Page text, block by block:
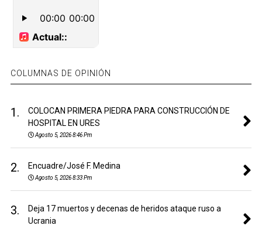
COLUMNAS DE OPINIÓN
1.
COLOCAN PRIMERA PIEDRA PARA CONSTRUCCIÓN DE
HOSPITAL EN URES
Agosto 5, 2026 8:46 Pm
2. Encuadre/José F. Medina
Agosto 5, 2026 8:33 Pm
3.
Deja 17 muertos y decenas de heridos ataque ruso a
Ucrania